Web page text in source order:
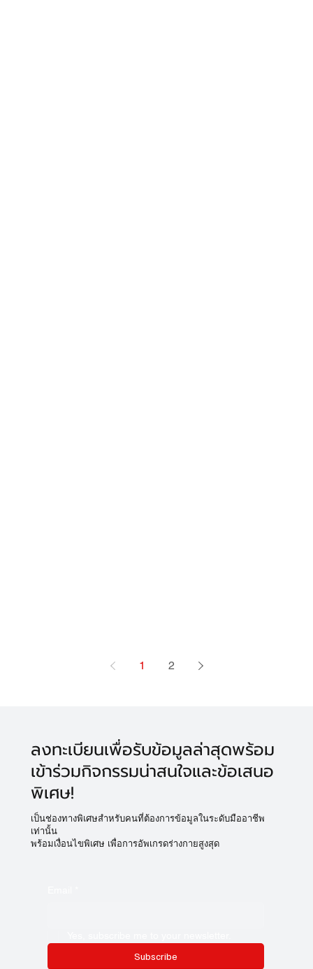
1 2
ลงทะเบียนเพื่อรับข้อมูลล่าสุดพร้อม
เข้าร่วมกิจกรรมน่าสนใจและข้อเสนอ
พิเศษ!
Subscribe
เป็นช่องทางพิเศษสำหรับคนที่ต้องการข้อมูลในระดับมืออาชีพ
เท่านั้น
พร้อมเงื่อนไขพิเศษ เพื่อการอัพเกรดร่างกายสูงสุด